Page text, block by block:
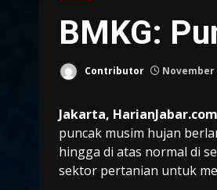
BMKG:
Contributor November
Jakarta,
puncak musim hujan
hingga di atas normal di
sektor pertanian untuk